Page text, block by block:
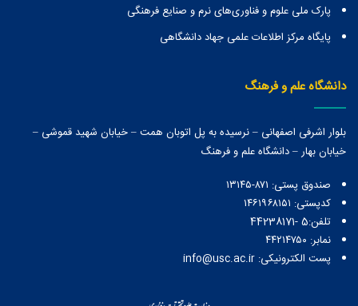
پارک ملی علوم و فناوری‌های نرم و صنایع فرهنگی
پایگاه مرکز اطلاعات علمی جهاد دانشگاهی
دانشگاه علم و فرهنگ
بلوار اشرفی اصفهانی – نرسیده به پل اتوبان همت – خیابان شهید قموشی –
خیابان بهار – دانشگاه علم و فرهنگ
صندوق پستی:‌ ۸۷۱-۱۳۱۴۵
کدپستی: ۱۴۶۱۹۶۸۱۵۱
تلفن:5 -44238171
نمابر: ۴۴۲۱۴۷۵۰
پست الکترونیکی: info@usc.ac.ir